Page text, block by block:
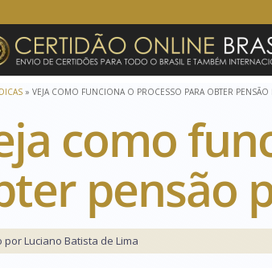
DICAS »VEJA COMO FUNCIONA O PROCESSO PARA OBTER PENSÃO
como
pensão
por Luciano Batista de Lima